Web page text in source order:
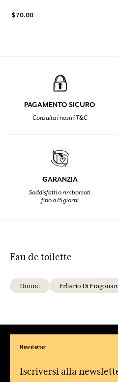
$ 70.00
PAGAMENTO SICURO
Consulta i nostri T&C
GARANZIA
Soddisfatti o rimborsati
fino a 15 giorni
Eau de toilette
Donne Erbario Di
Newsletter
Iscriversi alla